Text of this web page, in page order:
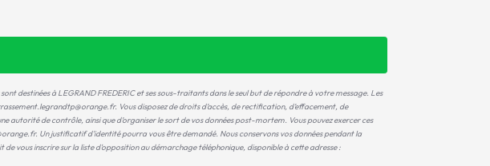
destinées à LEGRAND FREDERIC et ses sous-traitants dans le seul but de répondre à votre message. Les
Vous disposez de droits d’accès, de rectification, d’effacement, de
de contrôle, ainsi que d’organiser le sort de vos données post-mortem. Vous pouvez exercer ces
Un justificatif d'identité pourra vous être demandé. Nous conservons vos données pendant la
vous inscrire sur la liste d'opposition au démarchage téléphonique, disponible à cette adresse :